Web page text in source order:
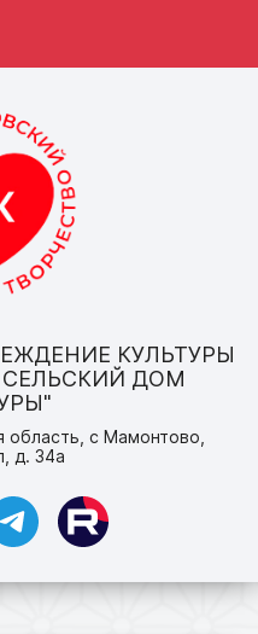
КУЛЬТУРЫ
ДОМ
область, с Мамонтово,
д. 34а